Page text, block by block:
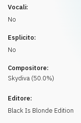
Vocali:
No
Esplicito:
No
Compositore:
Skydiva (50.0%)
Editore:
Black Is Blonde Edition